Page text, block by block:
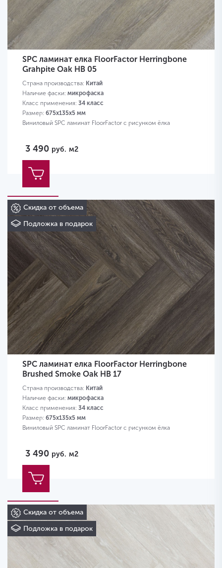
SPC ламинат елка FloorFactor Herringbone
Grahpite Oak HB 05
Страна производства: Китай
Наличие фаски: микрофаска
Класс применения: 34 класс
Размер: 675х135х5 мм
Виниловый SPC ламинат FloorFactor с рисунком ёлка
3 490 руб. м2
Скидка от объема
Подложка в подарок
SPC ламинат елка FloorFactor Herringbone
Brushed Smoke Oak HB 17
Страна производства: Китай
Наличие фаски: микрофаска
Класс применения: 34 класс
Размер: 675х135х5 мм
Виниловый SPC ламинат FloorFactor с рисунком ёлка
3 490 руб. м2
Скидка от объема
Подложка в подарок